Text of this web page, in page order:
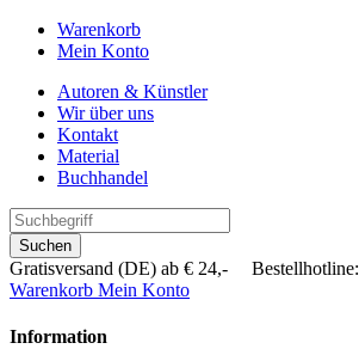
Warenkorb
Mein Konto
Autoren & Künstler
Wir über uns
Kontakt
Material
Buchhandel
Suchen
Gratisversand (DE) ab € 24,- Bestellhotline:
Warenkorb Mein Konto
Information